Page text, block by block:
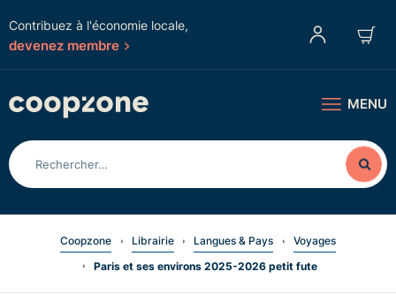
Contribuez à l'économie locale,
devenez membre
MENU
Coopzone Librairie Langues & Pays
Voyages
Paris et ses environs 2025-2026 petit fute